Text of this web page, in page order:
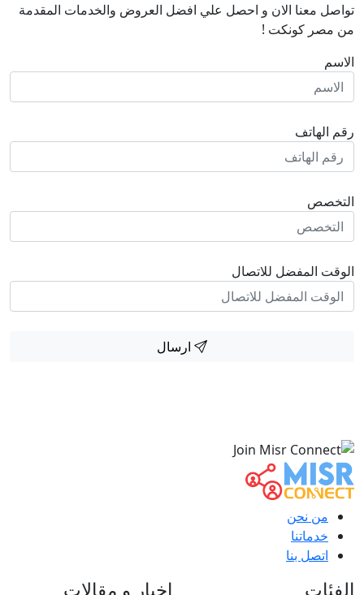
تواصل معنا الان و احصل علي افضل العروض والخدمات المقدمة
من مصر كونكت !
الاسم
رقم الهاتف
التخصص
الوقت المفضل للاتصال
ارسال
من نحن
خدماتنا
اتصل بنا
الفئات اخبار و مقالات